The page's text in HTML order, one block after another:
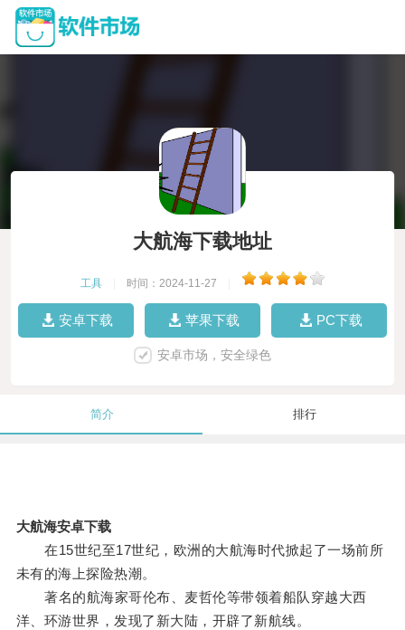
大航海下载地址
工具 时间：2024-11-27
安卓下载 苹果下载 PC下载
安卓市场，安全绿色
简介 排行
大航海安卓下载
在15世纪至17世纪，欧洲的大航海时代掀起了一场前所
未有的海上探险热潮。
著名的航海家哥伦布、麦哲伦等带领着船队穿越大西
洋、环游世界，发现了新大陆，开辟了新航线。